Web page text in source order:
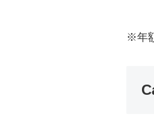
※年